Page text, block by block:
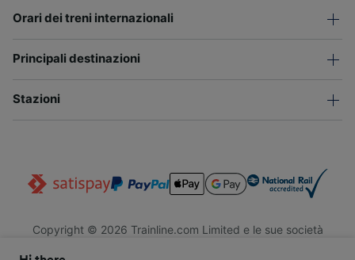
Orari dei treni internazionali
Principali destinazioni
Stazioni
Copyright © 2026 Trainline.com Limited e le sue società